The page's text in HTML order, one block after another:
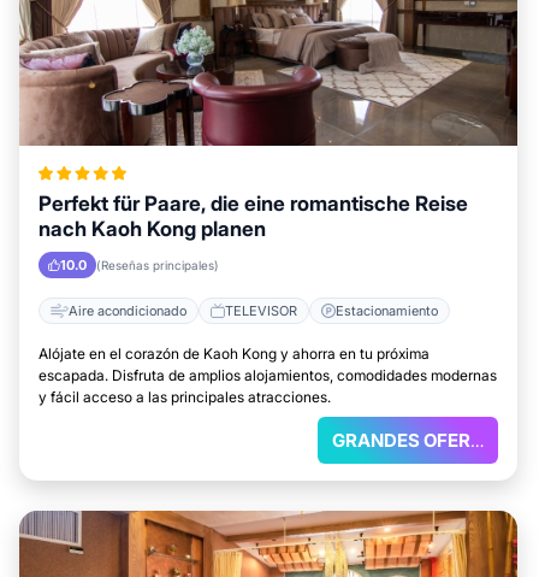
Perfekt für Paare, die eine romantische Reise
nach Kaoh Kong planen
10.0 (Reseñas principales)
Aire acondicionado TELEVISOR Estacionamiento
Alójate en el corazón de Kaoh Kong y ahorra en tu próxima
escapada. Disfruta de amplios alojamientos, comodidades modernas
y fácil acceso a las principales atracciones.
GRANDES OFERTAS